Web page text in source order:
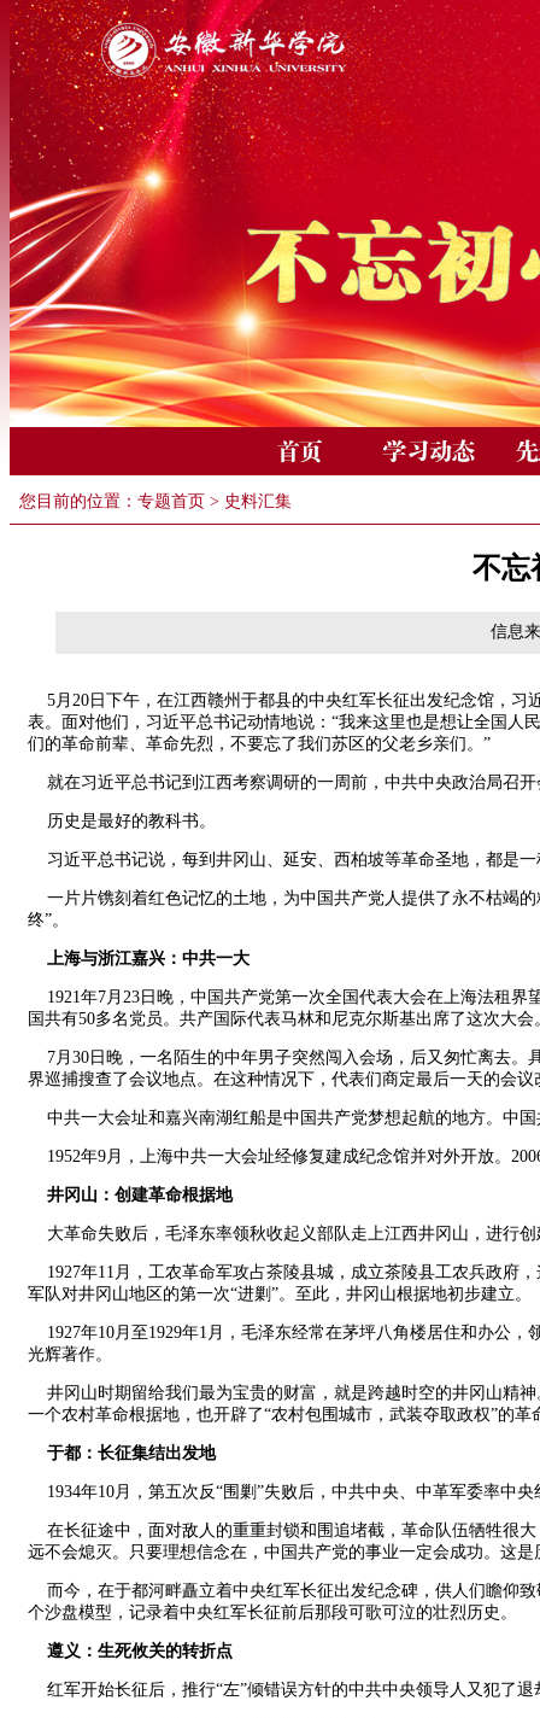
您目前的位置： 专题首页 > 史料汇集
不忘
信息
5月20日下午，在江西赣州于都县的中央红军长征出发纪念馆，习
表。面对他们，习近平总书记动情地说：“我来这里也是想让全国
们的革命前辈、革命先烈，不要忘了我们苏区的父老乡亲们。”
就在习近平总书记到江西考察调研的一周前，中共中央政治局召
历史是最好的教科书。
习近平总书记说，每到井冈山、延安、西柏坡等革命圣地，都是
一片片镌刻着红色记忆的土地，为中国共产党人提供了永不枯竭
终”。
上海与浙江嘉兴：中共一大
1921年7月23日晚，中国共产党第一次全国代表大会在上海法租界
国共有50多名党员。共产国际代表马林和尼克尔斯基出席了这次大会
7月30日晚，一名陌生的中年男子突然闯入会场，后又匆忙离去。
界巡捕搜查了会议地点。在这种情况下，代表们商定最后一天的会
中共一大会址和嘉兴南湖红船是中国共产党梦想起航的地方。中
1952年9月，上海中共一大会址经修复建成纪念馆并对外开放。
井冈山：创建革命根据地
大革命失败后，毛泽东率领秋收起义部队走上江西井冈山，进行
1927年11月，工农革命军攻占茶陵县城，成立茶陵县工农兵政府
军队对井冈山地区的第一次“进剿”。至此，井冈山根据地初步建立。
1927年10月至1929年1月，毛泽东经常在茅坪八角楼居住和办公
光辉著作。
井冈山时期留给我们最为宝贵的财富，就是跨越时空的井冈山精
一个农村革命根据地，也开辟了“农村包围城市，武装夺取政权”的革
于都：长征集结出发地
1934年10月，第五次反“围剿”失败后，中共中央、中革军委率中
在长征途中，面对敌人的重重封锁和围追堵截，革命队伍牺牲很
远不会熄灭。只要理想信念在，中国共产党的事业一定会成功。这
而今，在于都河畔矗立着中央红军长征出发纪念碑，供人们瞻仰
个沙盘模型，记录着中央红军长征前后那段可歌可泣的壮烈历史。
遵义：生死攸关的转折点
红军开始长征后，推行“左”倾错误方针的中共中央领导人又犯了